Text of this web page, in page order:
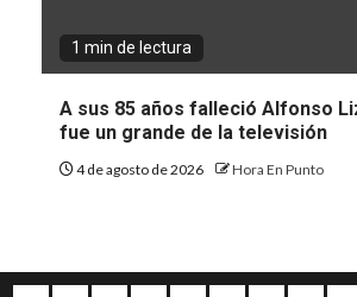
1 min de lectura
A sus 85 años falleció Alfonso
fue un grande de la televisión
4 de agosto de 2026 Hora En Punto